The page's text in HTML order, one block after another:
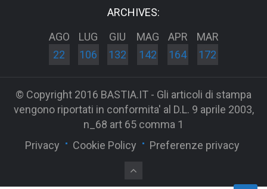
ARCHIVES:
AGO
22
LUG
106
GIU
132
MAG
142
APR
164
MAR
172
© Copyright 2016 BASTIA.IT - Gli articoli di stampa
vengono riportati in conformita' al D.L. 9 aprile 2003,
n_68 art 65 comma 1
Privacy
Cookie Policy Preferenze privacy